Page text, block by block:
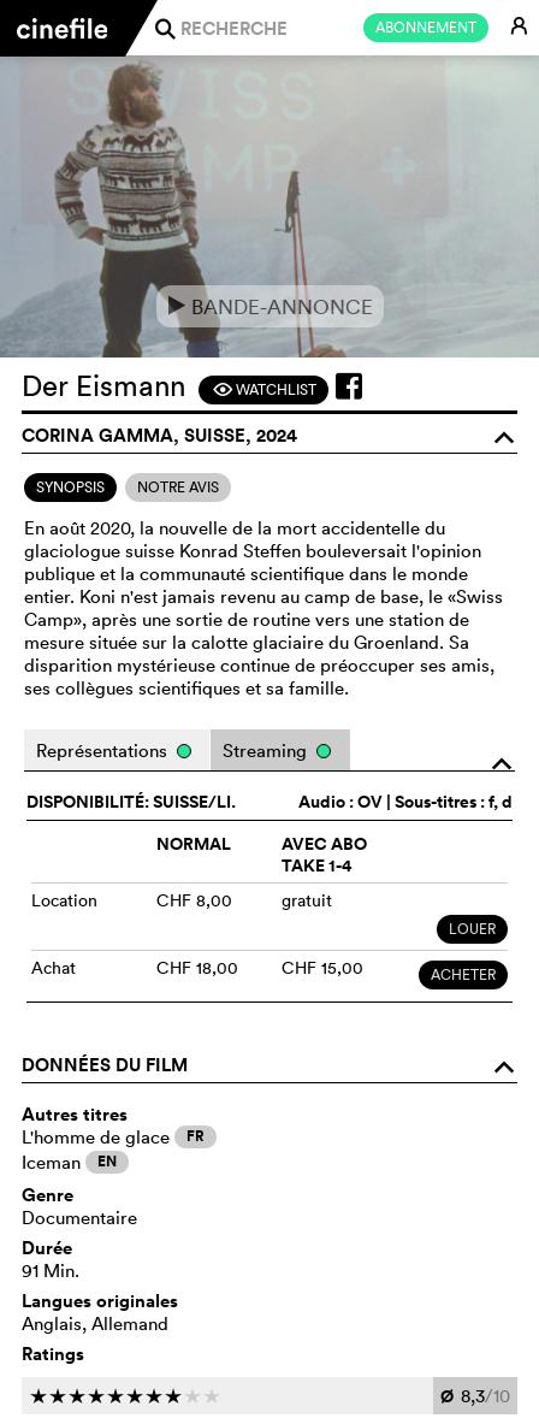
ABONNEMENT E
j
e BANDE-ANNONCE
Der Eismann FWATCHLIST
CORINA GAMMA, SUISSE, 2024 o
SYNOPSIS NOTRE AVIS
En août 2020, la nouvelle de la mort accidentelle du
glaciologue suisse Konrad Steffen bouleversait l'opinion
publique et la communauté scientifique dans le monde
entier. Koni n'est jamais revenu au camp de base, le «Swiss
Camp», après une sortie de routine vers une station de
mesure située sur la calotte glaciaire du Groenland. Sa
disparition mystérieuse continue de préoccuper ses amis,
ses collègues scientifiques et sa famille.
o
Représentations Streaming
Audio :OV | Sous-titres : f, d
DISPONIBILITÉ: SUISSE/LI.
NORMAL
AVEC ABO
TAKE 1-4
Location CHF 8,00 gratuit
LOUER
Achat CHF 18,00 CHF 15,00 ACHETER
DONNÉES DU FILM o
Autres titres
L'homme de glace FR
Iceman EN
Genre
Documentaire
Durée
91 Min.
Langues originales
Anglais, Allemand
Ratings
cccccccc c c Ø 8,3/10